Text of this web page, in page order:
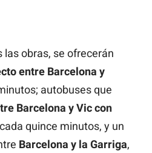
las obras, se ofrecerán
entre Barcelona y
autobuses que
Barcelona y Vic con
cada quince minutos, y un
Barcelona y la Garriga,